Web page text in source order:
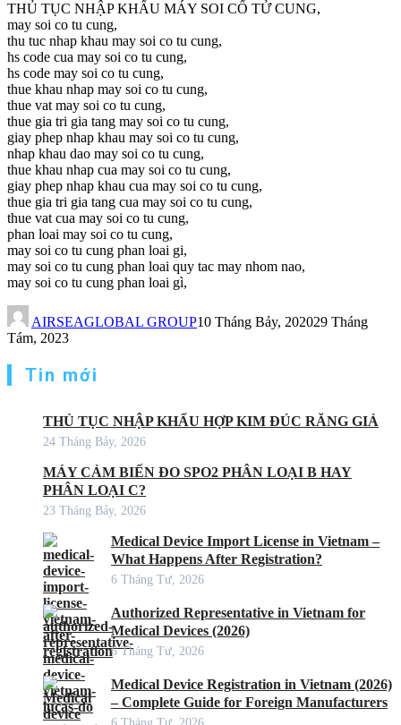
THỦ TỤC NHẬP KHẨU MÁY SOI CỔ TỬ CUNG,
may soi co tu cung,
thu tuc nhap khau may soi co tu cung,
hs code cua may soi co tu cung,
hs code may soi co tu cung,
thue khau nhap may soi co tu cung,
thue vat may soi co tu cung,
thue gia tri gia tang may soi co tu cung,
giay phep nhap khau may soi co tu cung,
nhap khau dao may soi co tu cung,
thue khau nhap cua may soi co tu cung,
giay phep nhap khau cua may soi co tu cung,
thue gia tri gia tang cua may soi co tu cung,
thue vat cua may soi co tu cung,
phan loai may soi co tu cung,
may soi co tu cung phan loai gi,
may soi co tu cung phan loai quy tac may nhom nao,
may soi co tu cung phan loai gì,
AIRSEAGLOBAL GROUP10 Tháng Bảy, 202029 Tháng
Tám, 2023
Tin mới
THỦ TỤC NHẬP KHẨU HỢP KIM ĐÚC RĂNG GIẢ
24 Tháng Bảy, 2026
MÁY CẢM BIẾN ĐO SPO2 PHÂN LOẠI B HAY
PHÂN LOẠI C?
23 Tháng Bảy, 2026
Medical Device Import License in Vietnam –
What Happens After Registration?
6 Tháng Tư, 2026
Authorized Representative in Vietnam for
Medical Devices (2026)
6 Tháng Tư, 2026
Medical Device Registration in Vietnam (2026)
– Complete Guide for Foreign Manufacturers